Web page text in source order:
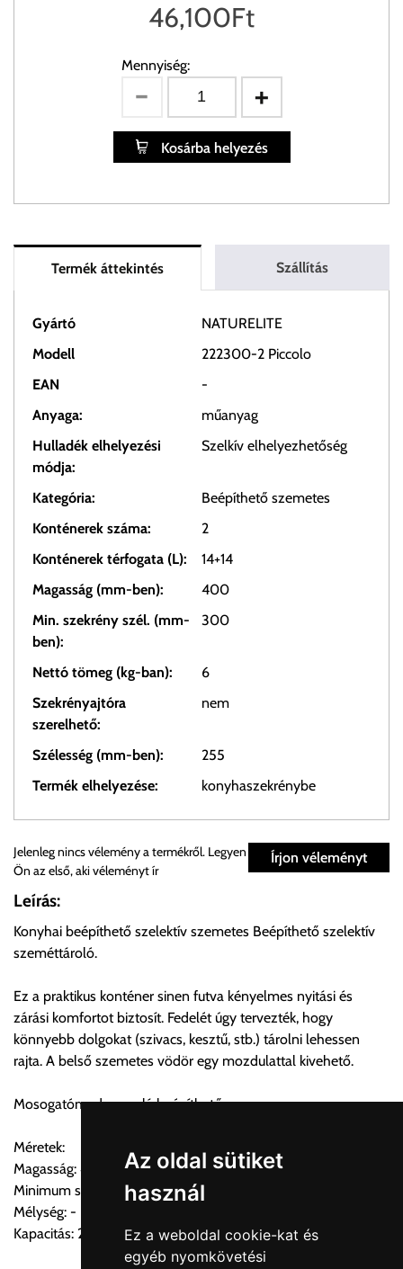
Az oldal sütiket
használ
Ez a weboldal cookie-kat és
egyéb nyomkövetési
46,100Ft
Mennyiség:
Kosárba helyezés
Termék áttekintés Szállítás
Gyártó
NATURELITE
Modell
222300-2 Piccolo
EAN
-
Anyaga:
műanyag
Hulladék elhelyezési
módja:
Szelkív elhelyezhetőség
Kategória:
Beépíthető szemetes
Konténerek száma:
2
Konténerek térfogata (L):
14+14
Magasság (mm-ben):
400
Min. szekrény szél. (mm-
ben):
300
Nettó tömeg (kg-ban):
6
Szekrényajtóra
szerelhető:
nem
Szélesség (mm-ben):
255
Termék elhelyezése:
konyhaszekrénybe
Személyes átvétel:
Önnek lehetősége van rendelését a beérkezést követően
előre egyeztetett időpontban.
Szállítási díjak:
Az oldalunkon rendelés esetén, amennyiben szállítást is kér,
vásárolt árú figyelembevételével az önnek megfelelő szállítási
Amennyiben nem biztos választásában, vagy a program
automatikusan nem ajánl fel szállítási költséget, úgy válassza
a 0.- forintos szállítást, kollégáink megvizsgálják a vásárolt
termék adatait, majd visszaigazolják a szállítás költségét.
Ingyenes szállítási lehetőség nincs!
Írjon véleményt
Jelenleg nincs vélemény a termékről. Legyen
Ön az első, aki véleményt ír
Leírás:
Konyhai beépíthető szelektív szemetes Beépíthető szelektív
szeméttároló.
Ez a praktikus konténer sinen futva kényelmes nyitási és
zárási komfortot biztosít. Fedelét úgy tervezték, hogy
könnyebb dolgokat (szivacs, kesztű, stb.) tárolni lehessen
rajta. A belső szemetes vödör egy mozdulattal kivehető.
Mosogatómedence alá beépíthető.
Méretek:
Magasság: 400mm
Minimum szekrényszélesség: 400mm(szekrény)
Mélység: -
Kapacitás: 2×14L